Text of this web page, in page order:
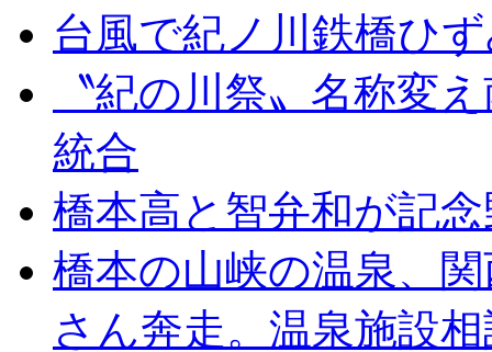
台風で紀ノ川鉄橋ひ
〝紀の川祭〟名称変
統合
橋本高と智弁和が記
橋本の山峡の温泉、
さん奔走。温泉施設